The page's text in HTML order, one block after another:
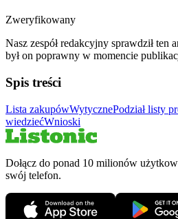
Zweryfikowany
Nasz zespół redakcyjny sprawdził ten
był on poprawny w momencie
Spis treści
Lista zakupówWytycznePodział listy
wiedziećWnioski
Dołącz do ponad 10 milionów
swój telefon.